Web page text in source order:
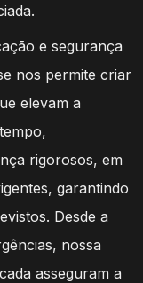
e segurança
nos permite criar
elevam a
rigorosos, em
garantindo
Desde a
nossa
asseguram a